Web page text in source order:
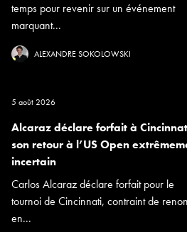
temps pour revenir sur un événement
marquant...
ALEXANDRE SOKOLOWSKI
5 août 2026
Alcaraz déclare forfait à
son retour à l’US Open
incertain
Carlos Alcaraz déclare forfait pour le
tournoi de Cincinnati, contraint de
en...